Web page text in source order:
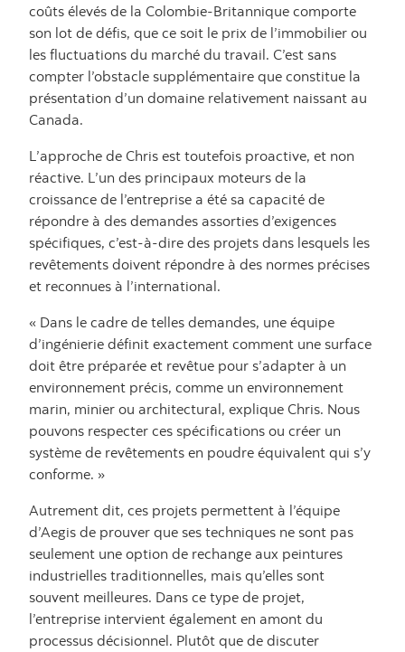
coûts élevés de la Colombie-Britannique comporte
son lot de défis, que ce soit le prix de l’immobilier ou
les fluctuations du marché du travail. C’est sans
compter l’obstacle supplémentaire que constitue la
présentation d’un domaine relativement naissant au
Canada.
L’approche de Chris est toutefois proactive, et non
réactive. L’un des principaux moteurs de la
croissance de l’entreprise a été sa capacité de
répondre à des demandes assorties d’exigences
spécifiques, c’est-à-dire des projets dans lesquels les
revêtements doivent répondre à des normes précises
et reconnues à l’international.
« Dans le cadre de telles demandes, une équipe
d’ingénierie définit exactement comment une surface
doit être préparée et revêtue pour s’adapter à un
environnement précis, comme un environnement
marin, minier ou architectural, explique Chris. Nous
pouvons respecter ces spécifications ou créer un
système de revêtements en poudre équivalent qui s’y
conforme. »
Autrement dit, ces projets permettent à l’équipe
d’Aegis de prouver que ses techniques ne sont pas
seulement une option de rechange aux peintures
industrielles traditionnelles, mais qu’elles sont
souvent meilleures. Dans ce type de projet,
l’entreprise intervient également en amont du
processus décisionnel. Plutôt que de discuter